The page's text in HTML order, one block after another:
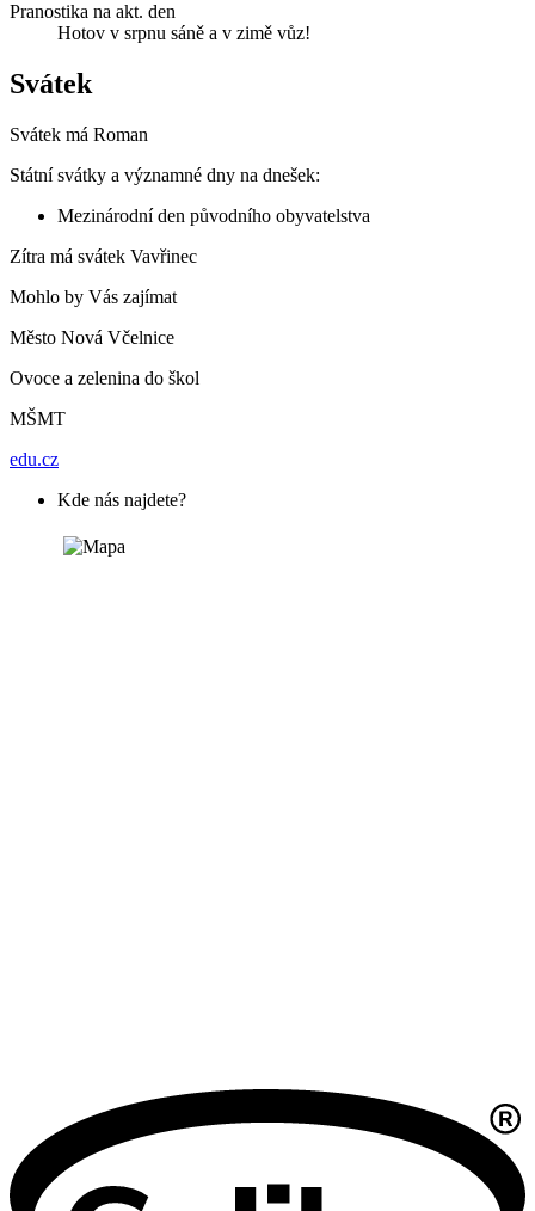
Pranostika na akt. den
Hotov v srpnu sáně a v zimě vůz!
Svátek
Svátek má Roman
Státní svátky a významné dny na dnešek:
Mezinárodní den původního obyvatelstva
Zítra má svátek Vavřinec
Mohlo by Vás zajímat
Město Nová Včelnice
Ovoce a zelenina do škol
MŠMT
edu.cz
Kde nás najdete?